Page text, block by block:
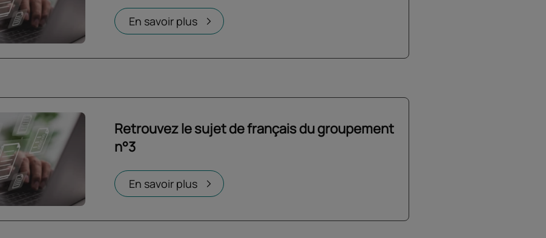
En savoir plus
Ouvrir dans un nouvel onglet
Retrouvez le sujet de français du groupement
n°3
En savoir plus
Ouvrir dans un nouvel onglet